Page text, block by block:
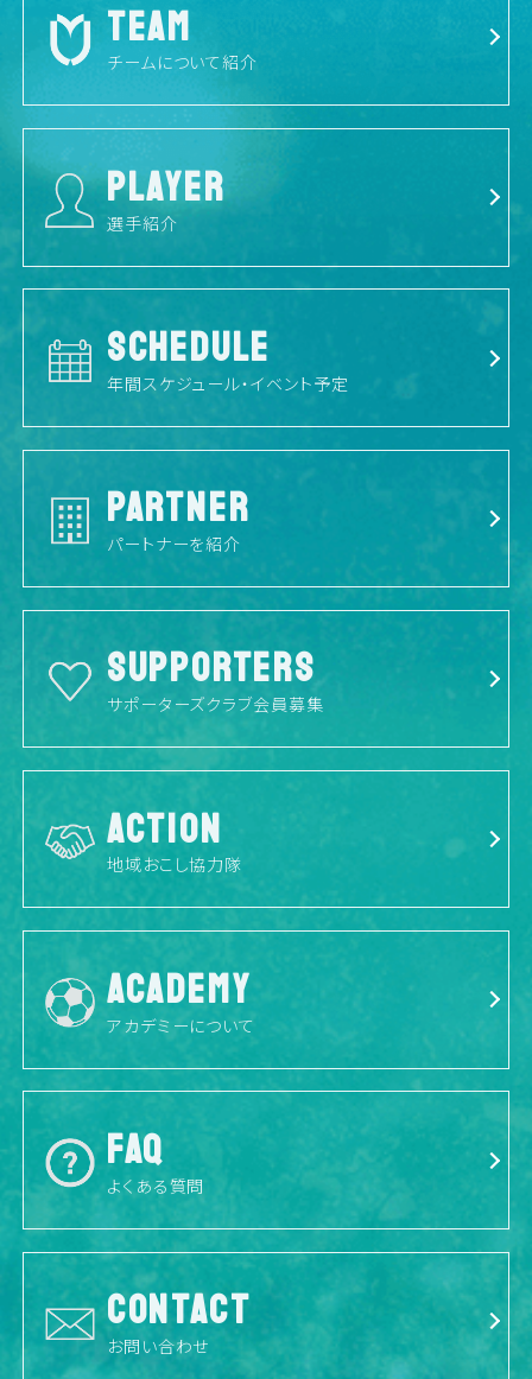
TEAM
チームについて紹介
PLAYER
選手紹介
SCHEDULE
年間スケジュール・イベント予定
PARTNER
パートナーを紹介
SUPPORTERS
サポーターズクラブ会員募集
ACTION
地域おこし協力隊
ACADEMY
アカデミーについて
FAQ
よくある質問
CONTACT
お問い合わせ